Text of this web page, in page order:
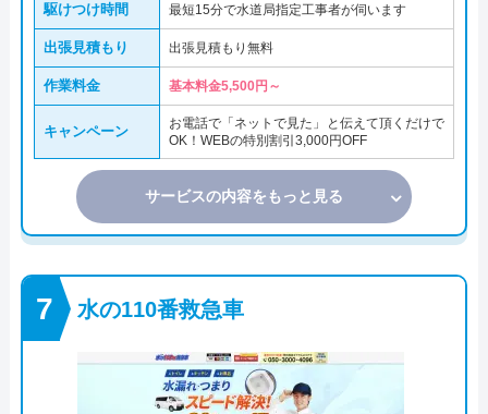
駆けつけ時間 最短15分で水道局指定工事者が伺います
出張見積もり 出張見積もり無料
作業料金 基本料金5,500円～
キャンペーン
お電話で「ネットで見た」と伝えて頂くだけで
OK！WEBの特別割引3,000円OFF
サービスの内容をもっと見る
水の110番救急車